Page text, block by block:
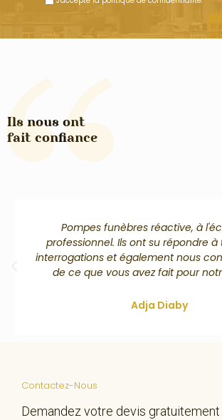
Ils nous ont
fait confiance
Pompes funèbres réactive, à
professionnel. Ils ont su répondre à
interrogations et également nous
de ce que vous avez fait pour
Adja Diaby
Contactez-Nous
Demandez votre devis gratuitement